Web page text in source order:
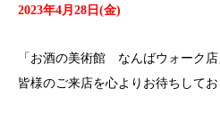
2023年4月28日(金)
「お酒の美術館 なんばウォーク店
皆様のご来店を心よりお待ちしてお